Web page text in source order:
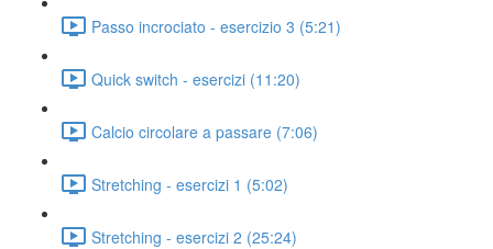
Passo incrociato - esercizio 3 (5:21)
Quick switch - esercizi (11:20)
Calcio circolare a passare (7:06)
Stretching - esercizi 1 (5:02)
Stretching - esercizi 2 (25:24)